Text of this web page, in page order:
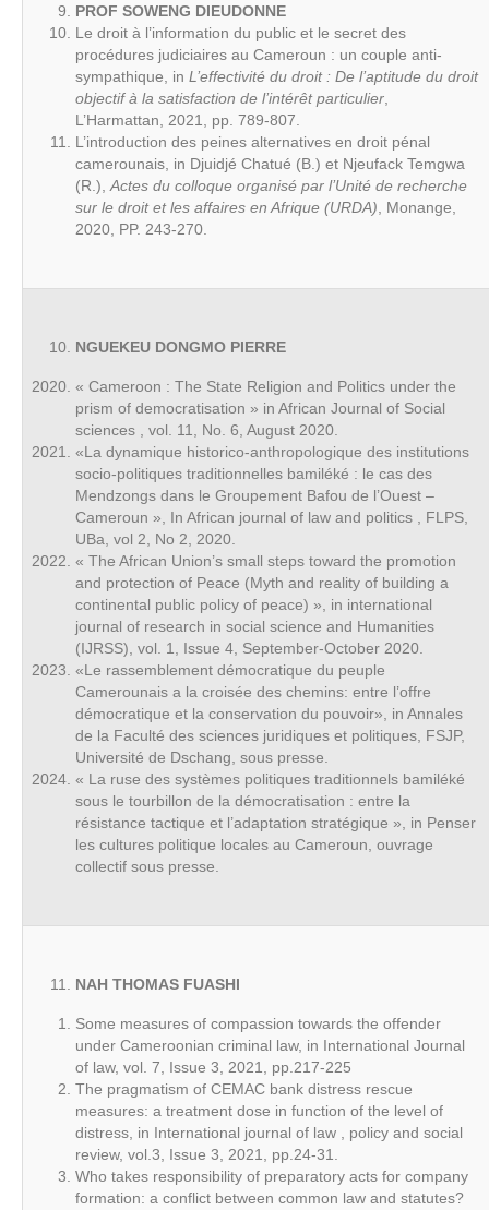
PROF SOWENG DIEUDONNE
Le droit à l’information du public et le secret des
procédures judiciaires au Cameroun : un couple anti-
sympathique, in L’effectivité du droit : De l’aptitude du droit
objectif à la satisfaction de l’intérêt particulier
L’Harmattan, 2021, pp. 789-807.
L’introduction des peines alternatives en droit pénal
camerounais, in Djuidjé Chatué (B.) et Njeufack Temgwa
(R.), Actes du colloque organisé par l’Unité de recherche
sur le droit et les affaires en Afrique (URDA) , Monange,
2020, PP. 243-270.
NGUEKEU DONGMO PIERRE
« Cameroon : The State Religion and Politics under the
prism of democratisation » in African Journal of Social
sciences , vol. 11, No. 6, August 2020.
«La dynamique historico-anthropologique des institutions
socio-politiques traditionnelles bamiléké : le cas des
Mendzongs dans le Groupement Bafou de l’Ouest –
Cameroun », In African journal of law and politics , FLPS,
UBa, vol 2, No 2, 2020.
« The African Union’s small steps toward the promotion
and protection of Peace (Myth and reality of building a
continental public policy of peace) », in international
journal of research in social science and Humanities
(IJRSS), vol. 1, Issue 4, September-October 2020.
«Le rassemblement démocratique du peuple
Camerounais a la croisée des chemins: entre l’offre
démocratique et la conservation du pouvoir», in Annales
de la Faculté des sciences juridiques et politiques, FSJP,
Université de Dschang, sous presse.
« La ruse des systèmes politiques traditionnels bamiléké
sous le tourbillon de la démocratisation : entre la
résistance tactique et l’adaptation stratégique », in Penser
les cultures politique locales au Cameroun, ouvrage
collectif sous presse.
NAH THOMAS FUASHI
Some measures of compassion towards the offender
under Cameroonian criminal law, in International Journal
of law, vol. 7, Issue 3, 2021, pp.217-225
The pragmatism of CEMAC bank distress rescue
measures: a treatment dose in function of the level of
distress, in International journal of law , policy and social
review, vol.3, Issue 3, 2021, pp.24-31.
Who takes responsibility of preparatory acts for company
formation: a conflict between common law and statutes?